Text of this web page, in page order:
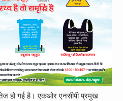
तेज हो गई है। एकओर एनसीपी प्रमुख